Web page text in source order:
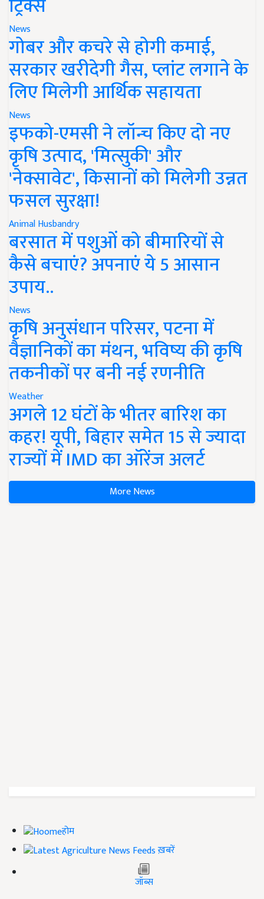
ट्रिक्स
News
गोबर और कचरे से होगी कमाई,
सरकार खरीदेगी गैस, प्लांट लगाने के
लिए मिलेगी आर्थिक सहायता
News
इफको-एमसी ने लॉन्च किए दो नए
कृषि उत्पाद, 'मित्सुकी' और
'नेक्सावेट', किसानों को मिलेगी उन्नत
फसल सुरक्षा!
Animal Husbandry
बरसात में पशुओं को बीमारियों से
कैसे बचाएं? अपनाएं ये 5 आसान
उपाय..
News
कृषि अनुसंधान परिसर, पटना में
वैज्ञानिकों का मंथन, भविष्य की कृषि
तकनीकों पर बनी नई रणनीति
Weather
अगले 12 घंटों के भीतर बारिश का
कहर! यूपी, बिहार समेत 15 से ज्यादा
राज्यों में IMD का ऑरेंज अलर्ट
More News
होम
ख़बरें
जॉब्स